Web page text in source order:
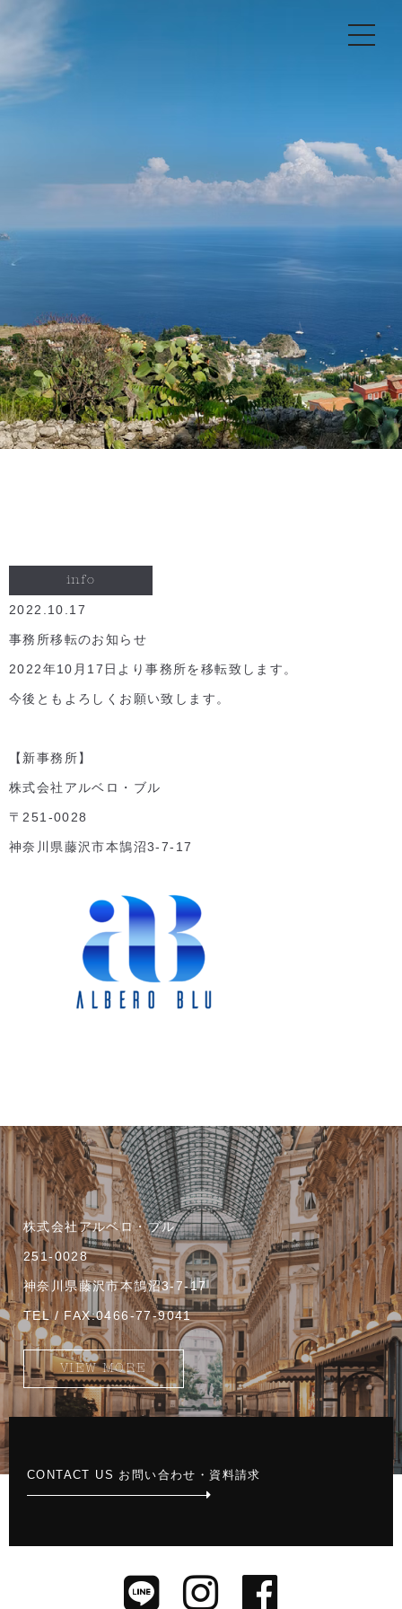
info
2022.10.17
事務所移転のお知らせ
2022年10月17日より事務所を移転致します。
今後ともよろしくお願い致します。
【新事務所】
株式会社アルベロ・ブル
〒251-0028
神奈川県藤沢市本鵠沼3-7-17
株式会社アルベロ・ブル
251-0028
神奈川県藤沢市本鵠沼3-7-17
TEL / FAX:0466-77-9041
VIEW MORE
CONTACT US お問い合わせ・資料請求